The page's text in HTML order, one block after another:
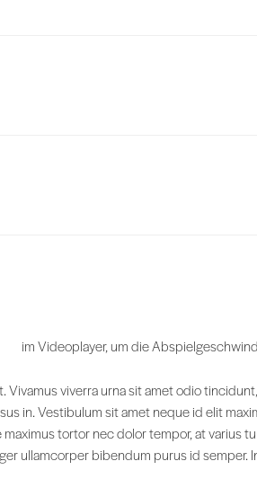
im Videoplayer, um die
viverra urna sit amet odio
in. Vestibulum sit amet neque id elit
tortor nec dolor tempor, at varius
ullamcorper bibendum purus id semper.